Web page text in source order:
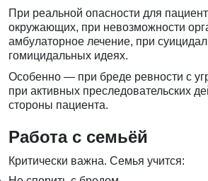
При реальной опасности для
окружающих, при невозможности
амбулаторное лечение, при
гомицидальных идеях.
Особенно — при бреде ревности с
при активных преследовательских
стороны пациента.
Работа с семьёй
Критически важна. Семья учится: